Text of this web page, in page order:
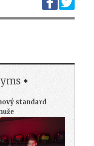
standard